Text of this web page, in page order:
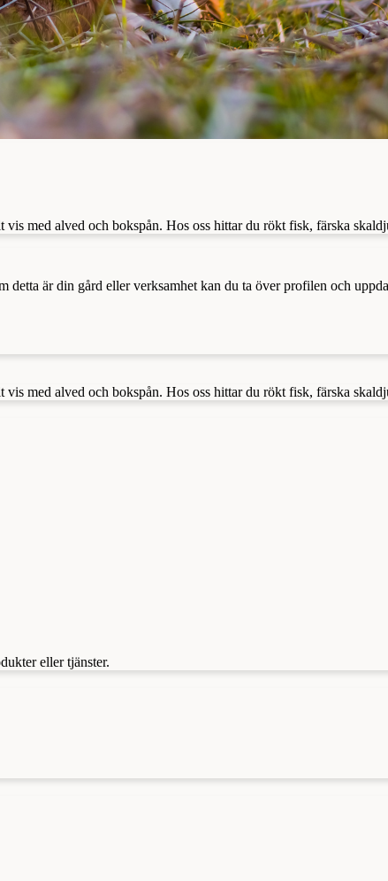
med alved och bokspån. Hos oss hittar du rökt fisk, färska
är din gård eller verksamhet kan du ta över profilen och
med alved och bokspån. Hos oss hittar du rökt fisk, färska
eller tjänster.